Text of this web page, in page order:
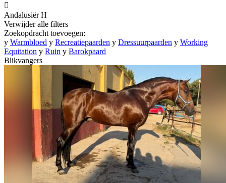

Andalusiër H
Verwijder alle filters
Zoekopdracht toevoegen:
y Warmbloed y Recreatiepaarden y Dressuurpaarden y Working
Equitation y Ruin y Barokpaard
Blikvangers